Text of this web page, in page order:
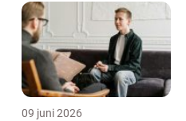
09 juni 2026